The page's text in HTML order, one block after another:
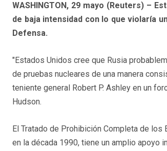
WASHINGTON, 29 mayo (Reuters) –
de baja intensidad con lo que violaría
Defensa.
"Estados Unidos cree que Rusia
de pruebas nucleares de una manera
teniente general Robert P. Ashley en un
Hudson.
El Tratado de Prohibición Completa de los
en la década 1990, tiene un amplio apoyo